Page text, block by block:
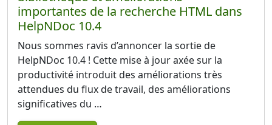
importantes de la recherche HTML dans
HelpNDoc 10.4
Nous sommes ravis d’annoncer la sortie de
HelpNDoc 10.4 ! Cette mise à jour axée sur la
productivité introduit des améliorations très
attendues du flux de travail, des améliorations
significatives du …